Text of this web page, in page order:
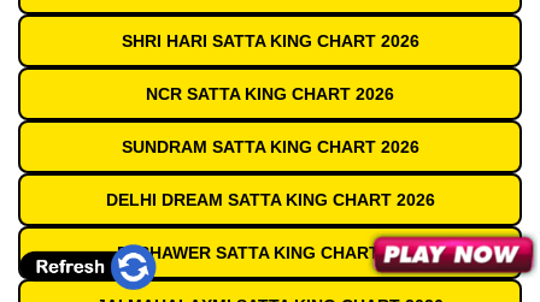
SHRI HARI SATTA KING CHART 2026
NCR SATTA KING CHART 2026
SUNDRAM SATTA KING CHART 2026
DELHI DREAM SATTA KING CHART 2026
PESHAWER SATTA KING CHART 2026